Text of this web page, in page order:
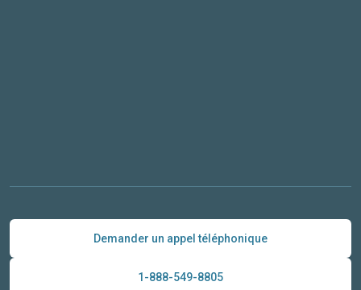
Demander un appel téléphonique
1-888-549-8805